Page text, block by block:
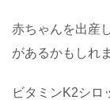
赤ちゃんを出産
があるかもしれ
ビタミンK2シロ